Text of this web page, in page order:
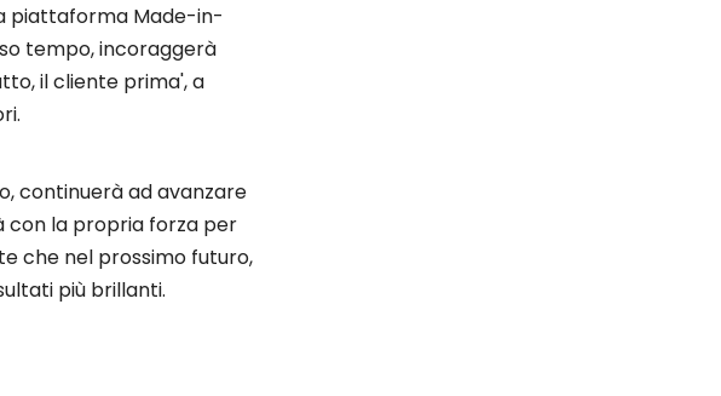
piattaforma Made-in-
tempo, incoraggerà
il cliente prima', a
continuerà ad avanzare
con la propria forza per
che nel prossimo futuro,
più brillanti.